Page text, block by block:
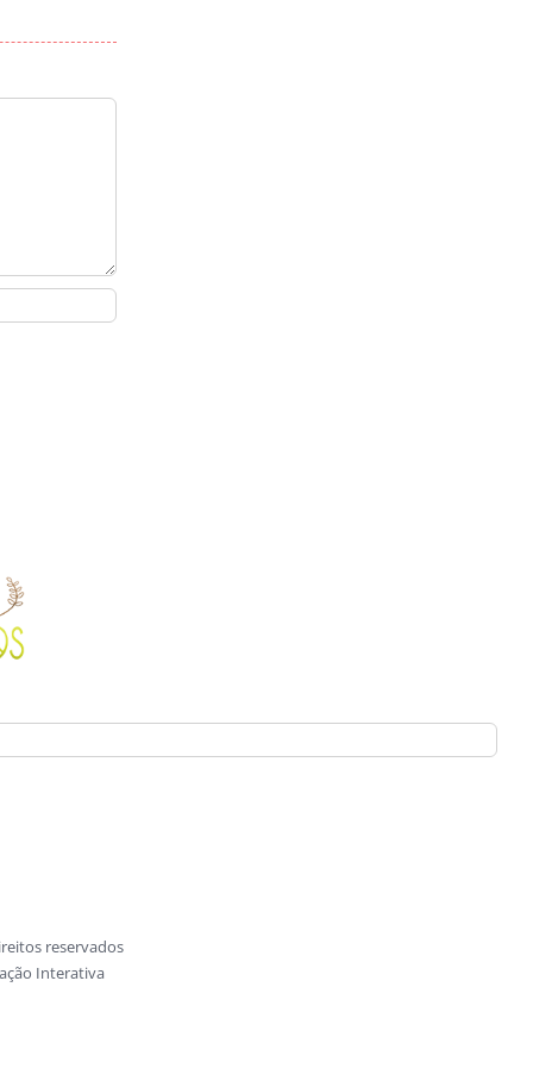
reservados
Interativa